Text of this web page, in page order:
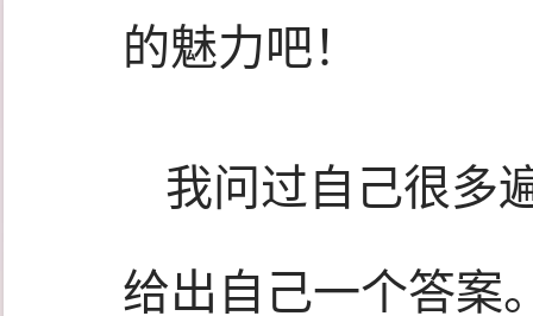
的魅力吧！
我问过自己很多
给出自己一个答案